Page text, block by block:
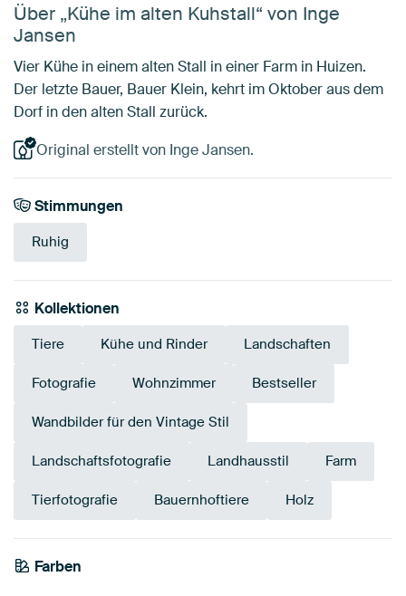
Über „Kühe im alten Kuhstall“ von Inge
Jansen
Vier Kühe in einem alten Stall in einer Farm in Huizen.
Der letzte Bauer, Bauer Klein, kehrt im Oktober aus dem
Dorf in den alten Stall zurück.
Original erstellt von Inge Jansen.
Stimmungen
Ruhig
Kollektionen
Tiere Kühe und Rinder Landschaften
Fotografie Wohnzimmer Bestseller
Wandbilder für den Vintage Stil
Landschaftsfotografie Landhausstil Farm
Tierfotografie Bauernhoftiere Holz
Farben
Braun
Beige